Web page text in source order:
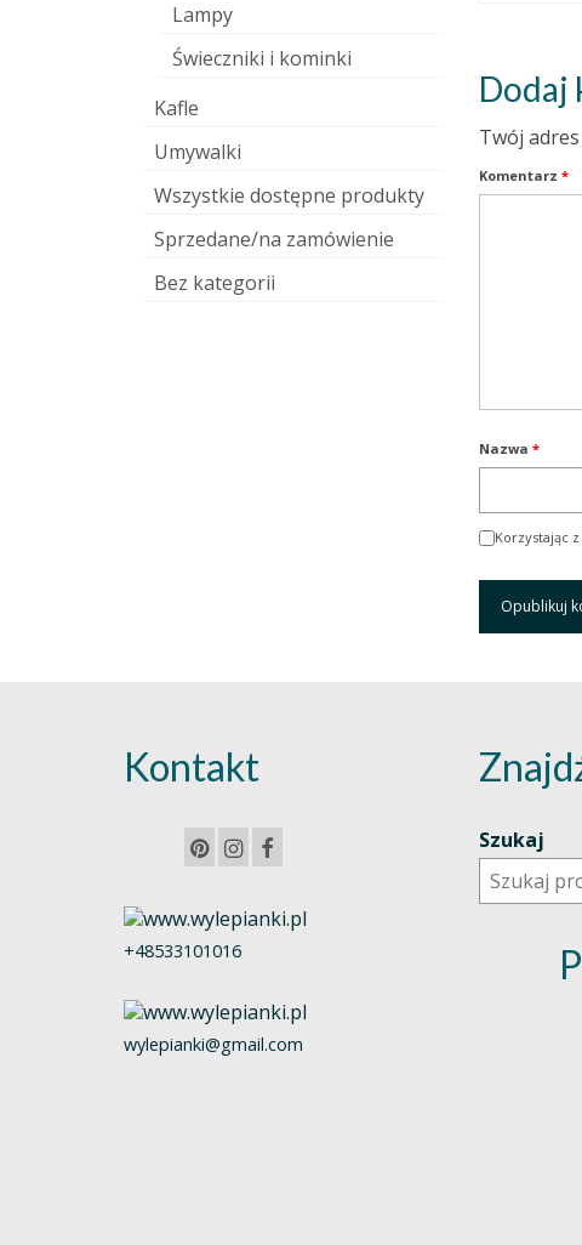
Dodaj
Twój
Komentarz *
Nazwa *
Korzystając
Lampy
Świeczniki i kominki
Kafle
Umywalki
Wszystkie dostępne produkty
Sprzedane/na zamówienie
Bez kategorii
Kontakt
+48533101016
wylepianki@gmail.com
Szukaj